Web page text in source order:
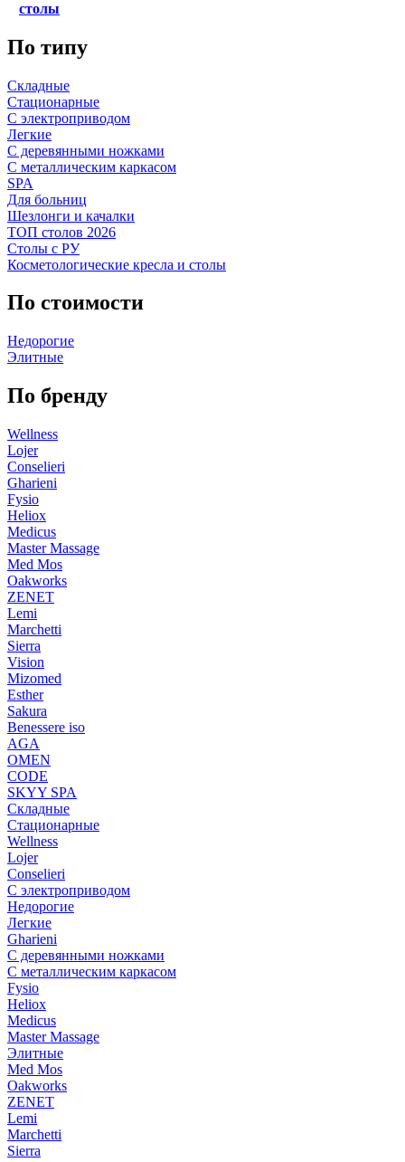
столы
По типу
Складные
Стационарные
С электроприводом
Легкие
С деревянными ножками
С металлическим каркасом
SPA
Для больниц
Шезлонги и качалки
ТОП столов 2026
Столы с РУ
Косметологические кресла и столы
По стоимости
Недорогие
Элитные
По бренду
Wellness
Lojer
Conselieri
Gharieni
Fysio
Heliox
Medicus
Master Massage
Med Mos
Oakworks
ZENET
Lemi
Marchetti
Sierra
Vision
Mizomed
Esther
Sakura
Benessere iso
AGA
OMEN
CODE
SKYY SPA
Складные
Стационарные
Wellness
Lojer
Conselieri
С электроприводом
Недорогие
Легкие
Gharieni
С деревянными ножками
С металлическим каркасом
Fysio
Heliox
Medicus
Master Massage
Элитные
Med Mos
Oakworks
ZENET
Lemi
Marchetti
Sierra